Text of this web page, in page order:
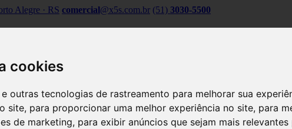
cookies
outras tecnologias de rastreamento para melhorar sua
site, para proporcionar uma melhor experiência no site, para
de marketing, para exibir anúncios que sejam mais
Alegre · RS comercial@x5s.com.br (51) 3030-5500